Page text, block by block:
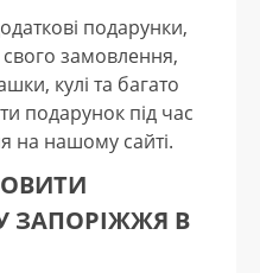
подарунки,
замовлення,
кулі та багато
подарунок під час
на нашому сайті.
ЗАПОРІЖЖЯ В